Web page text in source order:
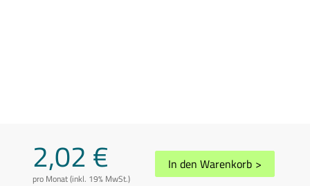
2,02 €
pro Monat (inkl. 19% MwSt.)
In den Warenkorb >